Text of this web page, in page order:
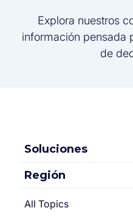
Explora nuestros
información pensada
de
Soluciones
Región
All Topics